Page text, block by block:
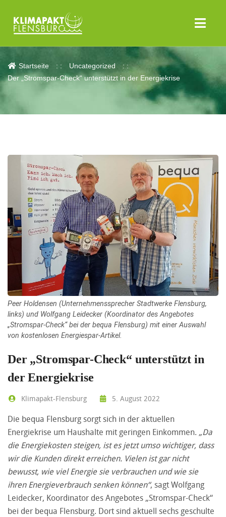
Aktuelles
Startseite
Uncategorized
Der „Stromspar-Check“ unterstützt in der Energiekrise
Peer Holdensen (Unternehmenssprecher Stadtwerke Flensburg,
links) und Wolfgang Leidecker (Koordinator des Angebotes
„Stromspar-Check“ bei der bequa Flensburg) mit einer Auswahl
von kostenlosen Energiespar-Artikel.
Der „Stromspar-Check“ unterstützt in
der Energiekrise
Klimapakt-Flensburg 5. August 2022
Die bequa Flensburg sorgt sich in der aktuellen
Energiekrise um Haushalte mit geringen Einkommen. „Da
die Energiekosten steigen, ist es jetzt umso wichtiger, dass
wir die Kunden direkt erreichen. Vielen ist gar nicht
bewusst, wie viel Energie sie verbrauchen und wie sie
ihren Energieverbrauch senken können“, sagt Wolfgang
Leidecker, Koordinator des Angebotes „Stromspar-Check“
bei der bequa Flensburg. Dort sind aktuell sechs geschulte